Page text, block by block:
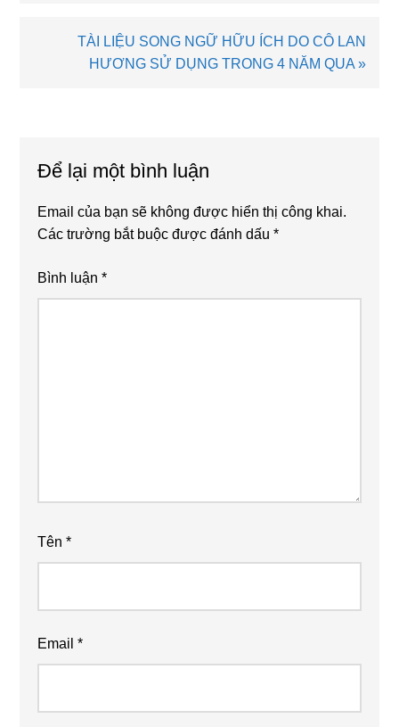
Bài
viết
TÀI LIỆU SONG NGỮ HỮU ÍCH DO CÔ LAN
HƯƠNG SỬ DỤNG TRONG 4 NĂM QUA »
Để lại một bình luận
Email của bạn sẽ không được hiển thị công khai.
Các trường bắt buộc được đánh dấu*
Bình luận*
Tên*
Email*